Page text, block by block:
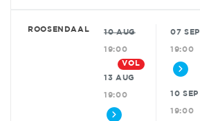
ROOSENDAAL 10 AUG
19:00
VOL
13 AUG
19:00
07 SEP
19:00
10 SEP
19:00